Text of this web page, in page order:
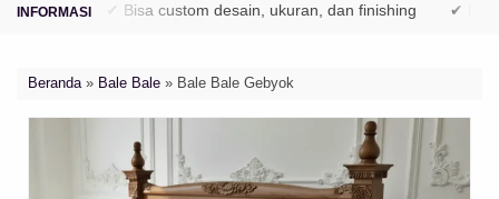
✔ Bisa custom desain, ukuran, dan finishing ✔
Beranda» Bale Bale » Bale Bale Gebyok